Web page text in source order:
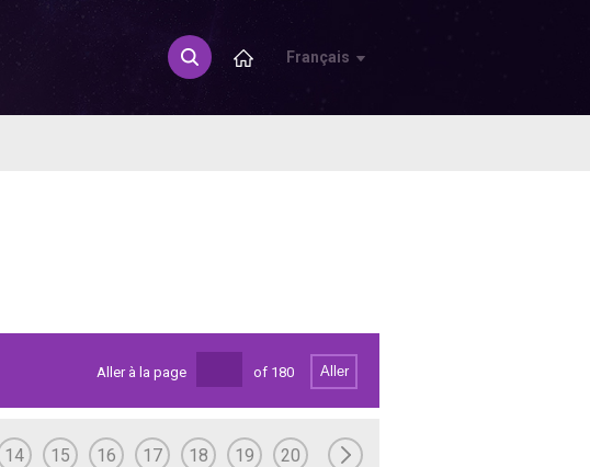
Français
Aller à la page of 180 Aller
14 15 16 17 18 19 20 21